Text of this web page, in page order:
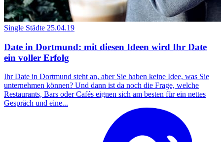
Single Städte 25.04.19
Date in Dortmund: mit diesen Ideen wird Ihr Date
ein voller Erfolg
Ihr Date in Dortmund steht an, aber Sie haben keine Idee, was Sie
unternehmen können? Und dann ist da noch die Frage, welche
Restaurants, Bars oder Cafés eignen sich am besten für ein nettes
Gespräch und eine...